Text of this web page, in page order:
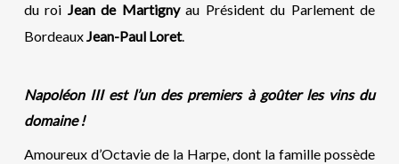
du roi Jean de Martignyau Président du Parlement de
BordeauxJean-Paul Loret.
Napoléon III est l’un des premiers à goûter les vins du
domaine !
Amoureux d’Octavie de la Harpe, dont la famille possède